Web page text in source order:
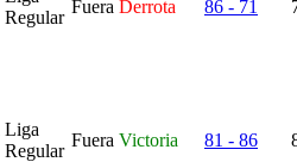
Regular
Fuera Derrota 86 - 71
Liga
Regular
Fuera Victoria 81 - 86